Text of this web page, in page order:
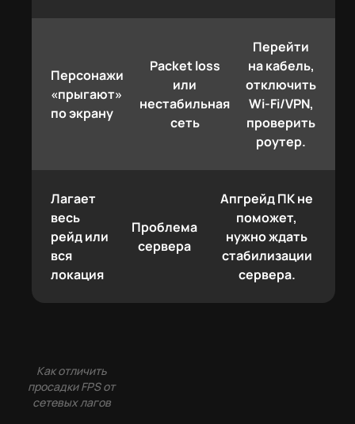
Персонажи
«прыгают»
по экрану
Packet loss
или
нестабильная
сеть
Перейти
на кабель,
отключить
Wi-Fi/VPN,
проверить
роутер.
Лагает
весь
рейд или
вся
локация
Проблема
сервера
Апгрейд ПК не
поможет,
нужно ждать
стабилизации
сервера.
Как отличить
просадки FPS от
сетевых лагов